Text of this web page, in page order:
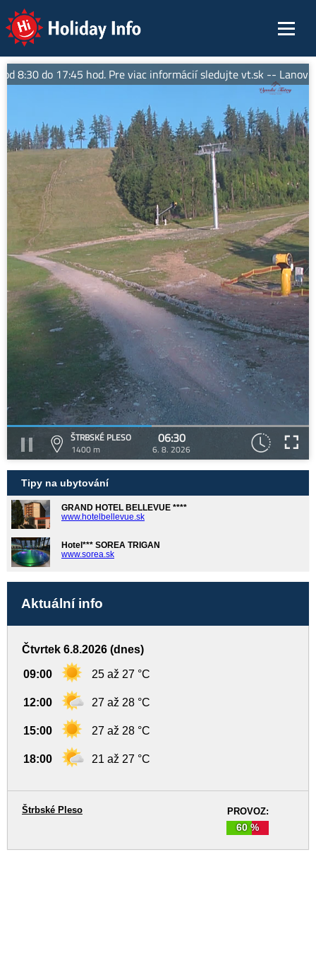
Holiday Info
8:30 do 17:45 hod. Pre viac informácií sledujte vt.sk --
ŠTRBSKÉ PLESO
1400 m
06:30
6. 8. 2026
Tipy na ubytování
GRAND HOTEL BELLEVUE ****
www.hotelbellevue.sk
Hotel*** SOREA TRIGAN
www.sorea.sk
Aktuální info
Čtvrtek 6.8.2026 (dnes)
09:00 25 až 27 °C
12:00 27 až 28 °C
15:00 27 až 28 °C
18:00 21 až 27 °C
PROVOZ:
60 %
Štrbské Pleso